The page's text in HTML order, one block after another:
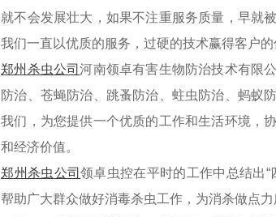
就不会发展壮大，如果不注重服务质量，早就
我们一直以优质的服务，过硬的技术赢得客户的
郑州杀虫公司河南领卓有害生物防治技术有限
防治、苍蝇防治、跳蚤防治、蛀虫防治、蚂蚁
我们，为您提供一个优质的工作和生活环境，
和经济价值。
郑州杀虫公司领卓虫控在平时的工作中总结出
帮助广大群众做好消毒杀虫工作，为消杀做点力